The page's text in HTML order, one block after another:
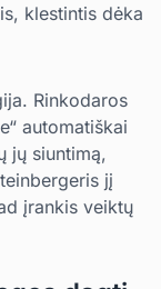
klestintis dėka
Rinkodaros
automatiškai
jų siuntimą,
jį
įrankis veiktų